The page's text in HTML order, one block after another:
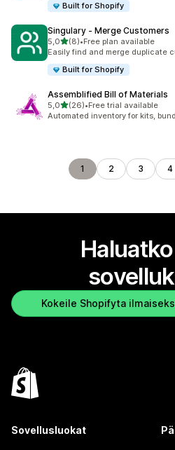
Built for Shopify
Singulary ‑ Merge Customers
5,0/ 5 tähteä
(8)
8 arvostelua yhteensä
•Free plan available
Easily find and merge duplicate
Built for Shopify
Assemblified Bill of Materials
5,0/ 5 tähteä
(26)
26 arvostelua yhteensä
•Free trial available
Automated inventory for kits,
1 2 3 4
Kokeile Shopifyta
Sovellusluokat